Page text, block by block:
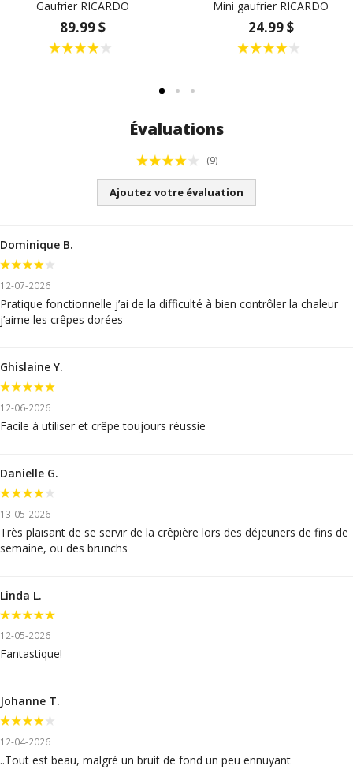
Gaufrier RICARDO
89.99 $
Mini gaufrier RICARDO
24.99 $
Évaluations
(9)
Ajoutez votre évaluation
Dominique B.
12-07-2026
Pratique fonctionnelle j’ai de la difficulté à bien contrôler la chaleur
j’aime les crêpes dorées
Ghislaine Y.
12-06-2026
Facile à utiliser et crêpe toujours réussie
Danielle G.
13-05-2026
Très plaisant de se servir de la crêpière lors des déjeuners de fins de
semaine, ou des brunchs
Linda L.
12-05-2026
Fantastique!
Johanne T.
12-04-2026
..Tout est beau, malgré un bruit de fond un peu ennuyant